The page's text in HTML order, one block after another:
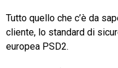
Tutto quello che c’è da
cliente, lo standard di
europea PSD2.